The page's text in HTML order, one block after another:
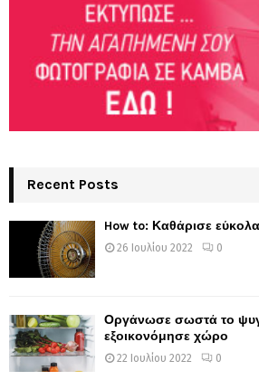
Recent Posts
How to: Καθάρισε
26 Ιουλίου 2022 0
Οργάνωσε σωστά το
εξοικονόμησε χώρο
22 Ιουλίου 2022 0